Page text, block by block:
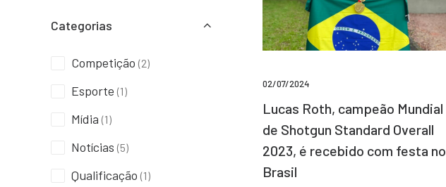
Categorias
Competição (2)
Esporte (1)
Mídia (1)
Notícias (5)
Qualificação (1)
02/07/2024
Lucas Roth, campeão Mundial
de Shotgun Standard Overall
2023, é recebido com festa no
Brasil